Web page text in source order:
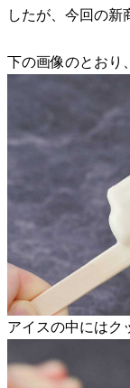
したが、今回の新
下の画像のとおり
アイスの中にはク